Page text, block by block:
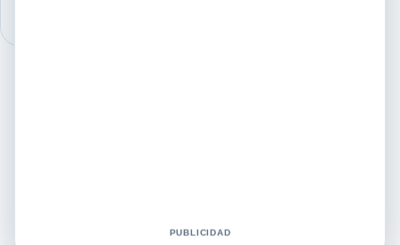
PUBLICIDAD